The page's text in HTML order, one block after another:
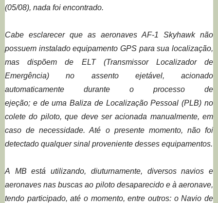
(05/08), nada foi encontrado.
Cabe esclarecer que as aeronaves AF-1 Skyhawknão
possuem instaladoequipamento GPS parasualocalização,
masdispõem de ELT (Transmissor Localizador de
Emergência)
no assento ejetável, acionado
automaticamente durante o processo de
ejeção; e deuma Baliza de Localização Pessoal(PLB) no
colete do piloto,que deve seracionada manualmente, em
caso de necessidade. Até o presente momento, não foi
detectado qualquer sinal proveniente desses equipamentos.
A MB estáutilizando, diuturnamente, diversos navios e
aeronaves nas buscas ao piloto desaparecido e à aeronave,
tendo participado, até o momento, entre outros: oNavio de